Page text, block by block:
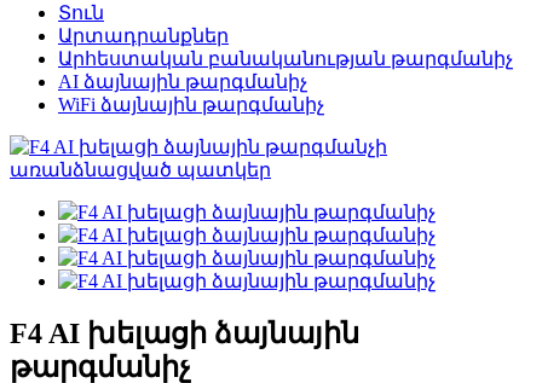
Տուն
Արտադրանքներ
Արհեստական բանականության թարգմանիչ
AI ձայնային թարգմանիչ
WiFi ձայնային թարգմանիչ
F4 AI խելացի ձայնային
թարգմանիչ